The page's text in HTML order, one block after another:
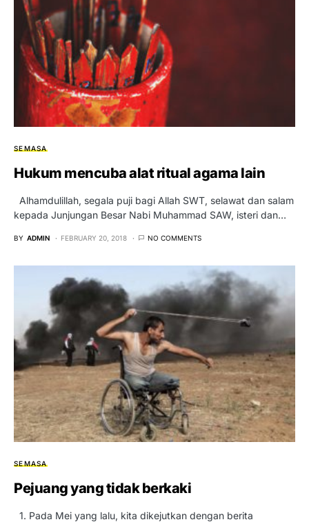
SEMASA
Hukum mencuba alat ritual agama lain
Alhamdulillah, segala puji bagi Allah SWT, selawat dan salam
kepada Junjungan Besar Nabi Muhammad SAW, isteri dan…
BY ADMIN FEBRUARY 20, 2018 NO COMMENTS
SEMASA
Pejuang yang tidak berkaki
1. Pada Mei yang lalu, kita dikejutkan dengan berita